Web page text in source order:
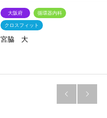
大阪府 循環器内科
クロスフィット
宮脇 大
 